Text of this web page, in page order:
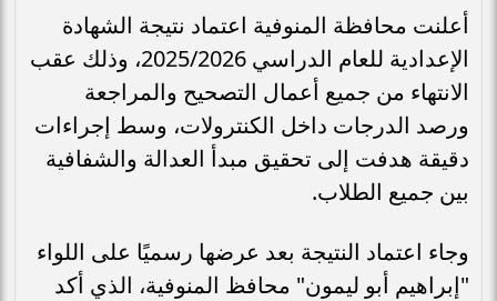
أعلنت محافظة المنوفية اعتماد نتيجة الشهادة
الإعدادية للعام الدراسي 2025/2026، وذلك عقب
الانتهاء من جميع أعمال التصحيح والمراجعة
ورصد الدرجات داخل الكنترولات، وسط إجراءات
دقيقة هدفت إلى تحقيق مبدأ العدالة والشفافية
بين جميع الطلاب.
وجاء اعتماد النتيجة بعد عرضها رسميًا على اللواء
"إبراهيم أبو ليمون" محافظ المنوفية، الذي أكد